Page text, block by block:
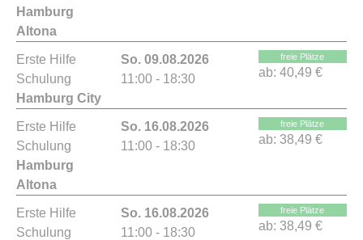
Hamburg
Altona
Erste Hilfe
Schulung
Hamburg City
So. 09.08.2026
11:00 - 18:30
freie Plätze
ab: 40,49 €
Erste Hilfe
Schulung
Hamburg
Altona
So. 16.08.2026
11:00 - 18:30
freie Plätze
ab: 38,49 €
Erste Hilfe
Schulung
So. 16.08.2026
11:00 - 18:30
freie Plätze
ab: 38,49 €